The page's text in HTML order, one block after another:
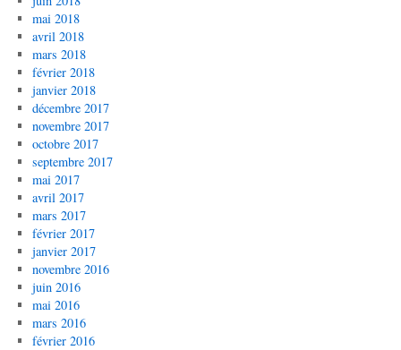
mai 2018
avril 2018
mars 2018
février 2018
janvier 2018
décembre 2017
novembre 2017
octobre 2017
septembre 2017
mai 2017
avril 2017
mars 2017
février 2017
janvier 2017
novembre 2016
juin 2016
mai 2016
mars 2016
février 2016